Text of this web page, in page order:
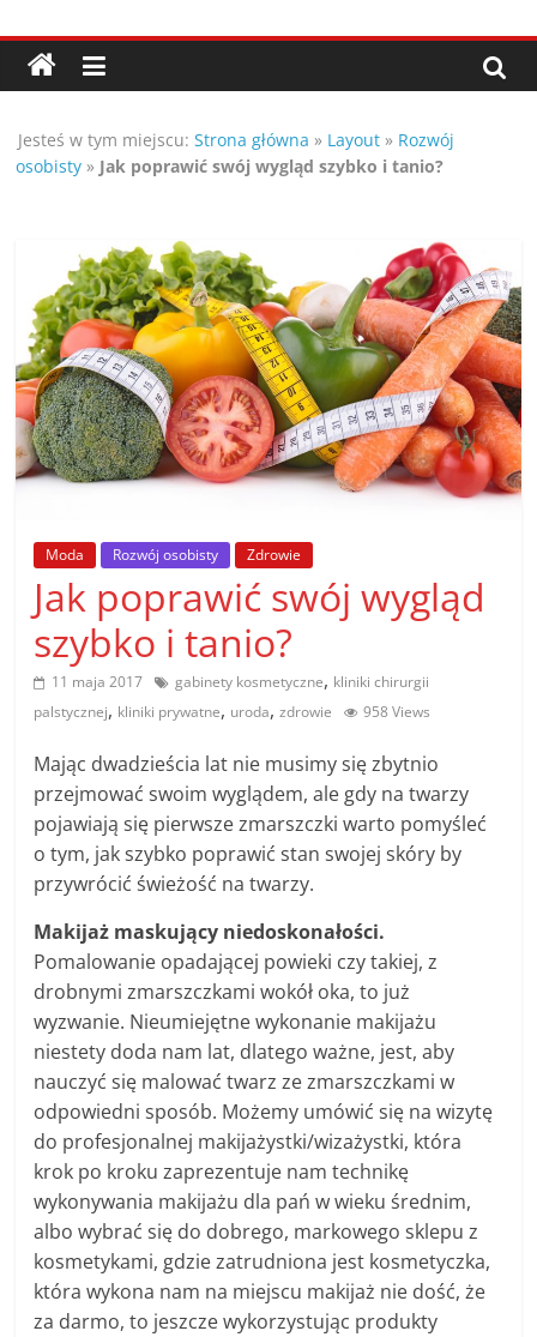
do
treści
Porady,
wskazówki
oraz
ciekawe
rady
–
poznaj
te
poradniki.
Porady
praktyczne
porady
wskazówki
poradniki
na
każdy
Jesteś w tym miejscu: Strona główna » Layout » Rozwój
osobisty » Jak poprawić swój wygląd szybko i tanio?
Moda Rozwój osobisty Zdrowie
Jak poprawić swój wygląd
szybko i tanio?
11 maja 2017 gabinety kosmetyczne, kliniki chirurgii
palstycznej, kliniki prywatne, uroda,zdrowie 958 Views
Mając dwadzieścia lat nie musimy się zbytnio
przejmować swoim wyglądem, ale gdy na twarzy
pojawiają się pierwsze zmarszczki warto pomyśleć
o tym, jak szybko poprawić stan swojej skóry by
przywrócić świeżość na twarzy.
Makijaż maskujący niedoskonałości.
Pomalowanie opadającej powieki czy takiej, z
drobnymi zmarszczkami wokół oka, to już
wyzwanie. Nieumiejętne wykonanie makijażu
niestety doda nam lat, dlatego ważne, jest, aby
nauczyć się malować twarz ze zmarszczkami w
odpowiedni sposób. Możemy umówić się na wizytę
do profesjonalnej makijażystki/wizażystki, która
krok po kroku zaprezentuje nam technikę
wykonywania makijażu dla pań w wieku średnim,
albo wybrać się do dobrego, markowego sklepu z
kosmetykami, gdzie zatrudniona jest kosmetyczka,
która wykona nam na miejscu makijaż nie dość, że
za darmo, to jeszcze wykorzystując produkty